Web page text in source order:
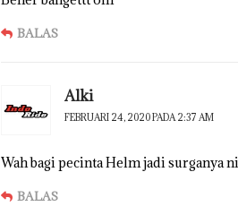
BALAS
Alki
FEBRUARI 24, 2020 PADA 2:37 AM
Wah bagi pecinta Helm jadi surganya
BALAS